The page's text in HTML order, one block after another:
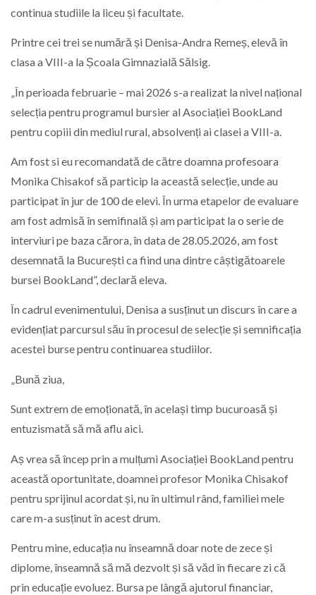
continua studiile la liceu și facultate.
Printre cei trei se numără și Denisa-Andra Remeș, elevă în
clasa a VIII-a la Școala Gimnazială Sălsig.
„În perioada februarie – mai 2026 s-a realizat la nivel național
selecția pentru programul bursier al Asociației BookLand
pentru copiii din mediul rural, absolvenți ai clasei a VIII-a.
Am fost si eu recomandată de către doamna profesoara
Monika Chisakof să particip la această selecție, unde au
participat în jur de 100 de elevi. În urma etapelor de evaluare
am fost admisă în semifinală și am participat la o serie de
interviuri pe baza cărora, în data de 28.05.2026, am fost
desemnată la București ca fiind una dintre câștigătoarele
bursei BookLand”, declară eleva.
În cadrul evenimentului, Denisa a susținut un discurs în care a
evidențiat parcursul său în procesul de selecție și semnificația
acestei burse pentru continuarea studiilor.
„Bună ziua,
Sunt extrem de emoționată, în același timp bucuroasă și
entuzismată să mă aflu aici.
Aș vrea să încep prin a mulțumi Asociației BookLand pentru
această oportunitate, doamnei profesor Monika Chisakof
pentru sprijinul acordat și, nu în ultimul rând, familiei mele
care m-a susținut în acest drum.
Pentru mine, educația nu înseamnă doar note de zece și
diplome, înseamnă să mă dezvolt și să văd în fiecare zi că
prin educație evoluez. Bursa pe lângă ajutorul financiar,